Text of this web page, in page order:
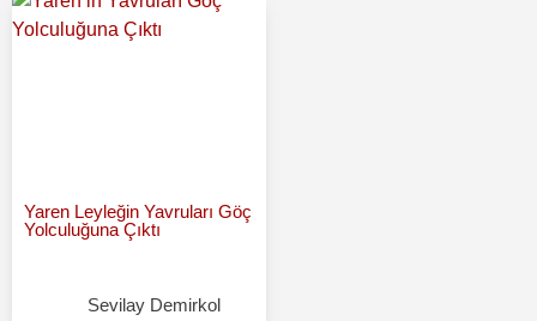
Yaren Leyleğin Yavruları Göç
Yolculuğuna Çıktı
Sevilay Demirkol